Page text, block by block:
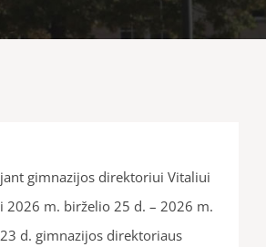
gimnazijos direktoriui Vitaliui
2026 m. birželio 25 d. – 2026 m.
d. gimnazijos direktoriaus